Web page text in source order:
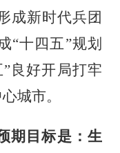
成新时代兵团
“十四五”规划
良好开局打牢
城市。
期目标是：生